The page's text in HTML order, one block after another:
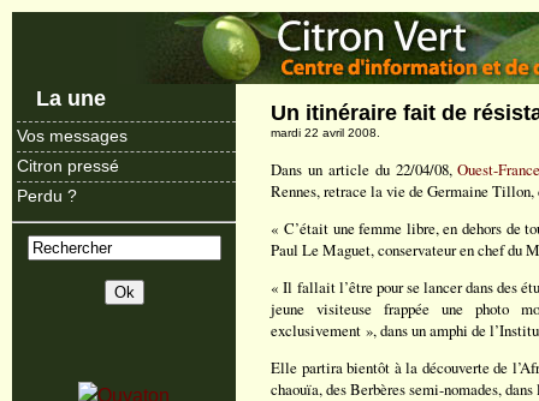
La une
Vos messages
Citron pressé
Perdu ?
Un itinéraire fait de
mardi 22 avril 2008.
Dans un article du 22/04/08,Ouest-
Rennes, retrace la vie de Germaine Tillon,
« C’était une femme libre, en dehors de
Paul Le Maguet, conservateur en chef du
« Il fallait l’être pour se lancer dans des
jeune visiteuse frappée une photo
exclusivement », dans un amphi de
Elle partira bientôt à la découverte de
chaouïa, des Berbères semi-nomades,